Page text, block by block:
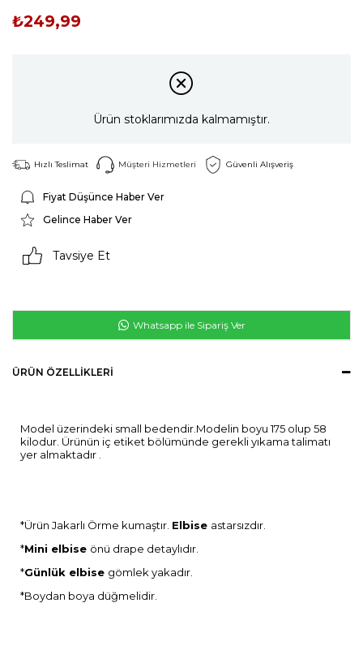
₺249,99
Ürün stoklarımızda kalmamıştır.
Hızlı Teslimat Müşteri Hizmetleri Güvenli Alışveriş
Fiyat Düşünce Haber Ver
Gelince Haber Ver
Tavsiye Et
Whatsapp ile Sipariş Ver
ÜRÜN ÖZELLIKLERI
Model üzerindeki small bedendir.Modelin boyu 175 olup 58
kilodur. Ürünün iç etiket bölümünde gerekli yıkama talimatı
yer almaktadır .
*Ürün Jakarlı Örme kumaştır. Elbise astarsızdır.
*Mini elbise önü drape detaylıdır.
*Günlük elbise gömlek yakadır.
*Boydan boya düğmelidir.